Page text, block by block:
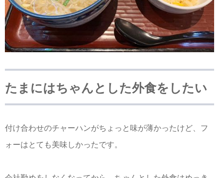
たまにはちゃんとした外食をしたい
付け合わせのチャーハンがちょっと味が薄かったけど、フ
ォーはとても美味しかったです。